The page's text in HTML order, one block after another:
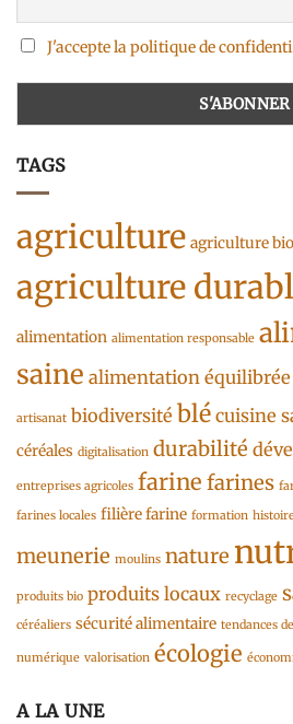
J'accepte la politique de
TAGS
agriculture agriculture
agriculture
alimentation alimentation responsable
saine alimentation équilibrée
artisanat biodiversité blé cuisine
céréales digitalisation durabilité
entreprises agricoles farine farines
farines locales filière farine formation
meunerie moulins nature
produits bio produits locaux recyclage
céréaliers sécurité alimentaire tendances
numérique valorisation écologie
A LA UNE